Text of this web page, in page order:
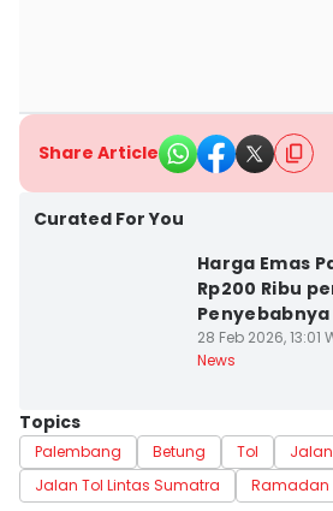
Share Article
Curated For You
Harga Emas
Rp200 Ribu
Penyebabnya
28 Feb 2026, 13:01
News
Topics
Palembang Betung Tol
Jalan Tol Lintas Sumatra
Ramadan